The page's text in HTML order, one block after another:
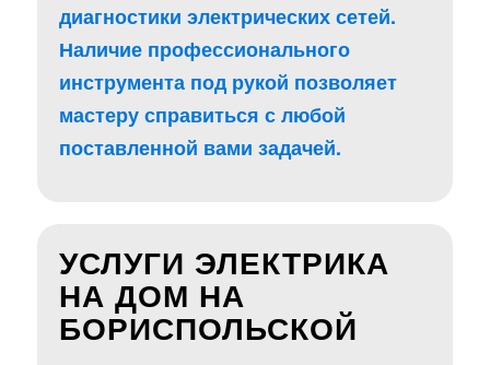
диагностики электрических сетей.
Наличие профессионального
инструмента под рукой позволяет
мастеру справиться с любой
поставленной вами задачей.
УСЛУГИ ЭЛЕКТРИКА
НА ДОМ НА
БОРИСПОЛЬСКОЙ